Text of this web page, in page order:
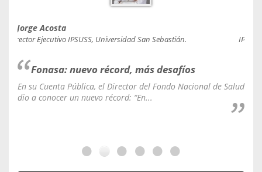
Jorge Acosta
Director Ejecutivo IPSUSS, Universidad San Sebastián.
Fonasa: nuevo récord, más desafíos
En su Cuenta Pública, el Director del Fondo Nacional de Salud
dio a conocer un nuevo récord: “En...